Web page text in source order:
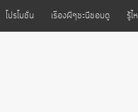
โปรโมชั่น เรื่องผีๆชะนีชอบดู รู้ไ